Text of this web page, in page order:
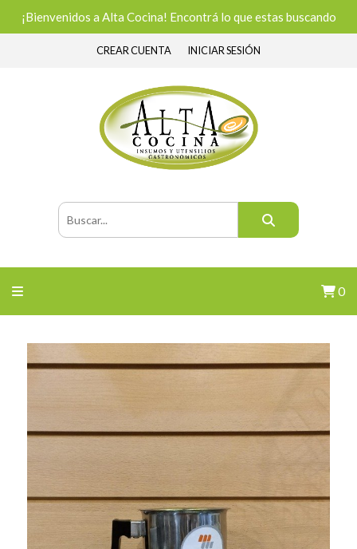
¡Bienvenidos a Alta Cocina! Encontrá lo que estas buscando
CREAR CUENTA INICIAR SESIÓN
0